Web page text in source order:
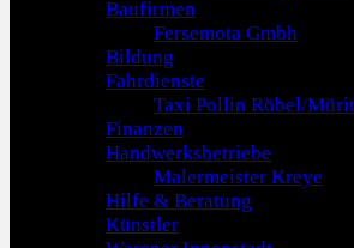
Baufirmen
Fersemota Gmbh
Bildung
Fahrdienste
Taxi Pollin Röbel/
Finanzen
Handwerksbetriebe
Malermeister Kreye
Hilfe & Beratung
Künstler